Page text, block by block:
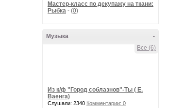
Мастер-класс по декупажу на ткани:
Рыбка - (0)
-
Музыка
Все (6)
Из к/ф "Город соблазнов"-Ты ( Е.
Ваенга)
Слушали: 2340 Комментарии: 0